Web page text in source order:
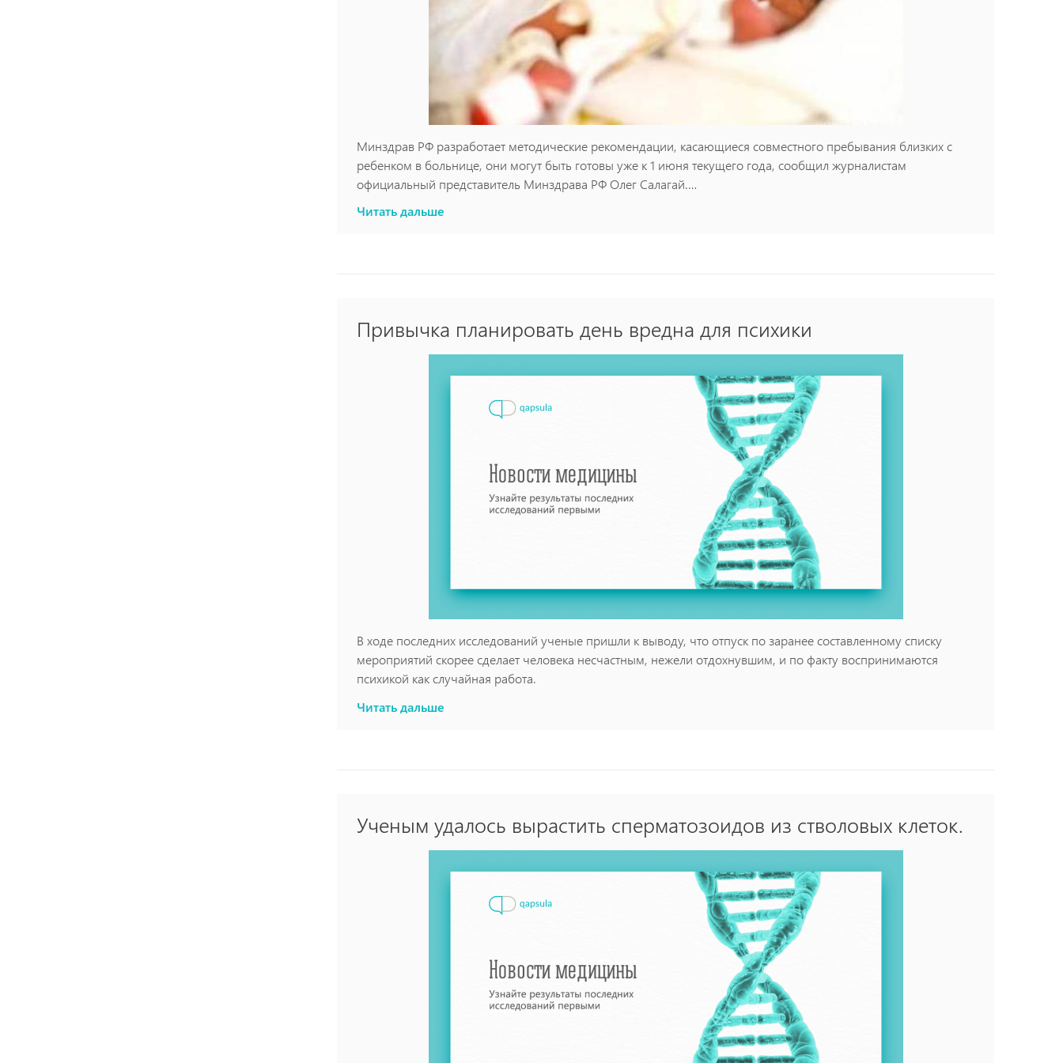
Минздрав РФ разработает методические рекомендации, касающиеся совместного пребывания близких с
ребенком в больнице, они могут быть готовы уже к 1 июня текущего года, сообщил журналистам
официальный представитель Минздрава РФ Олег Салагай.
Читать дальше
Привычка планировать день вредна для психики
В ходе последних исследований ученые пришли к выводу, что отпуск по заранее составленному списку
мероприятий скорее сделает человека несчастным, нежели отдохнувшим, и по факту воспринимаются
психикой как случайная работа.
некие рамки, которые не позволят по-настоящему расслабиться и получить от отдыха удовольствие.
Читать дальше
Ученым удалось вырастить сперматозоидов из стволовых клеток.